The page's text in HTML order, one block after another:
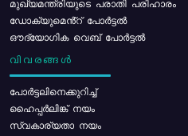
മുഖ്യമന്ത്രിയുടെ പരാതി പരിഹാരം
ഡോക്യുമെൻ്റ് പോർട്ടൽ
ഔദ്യോഗിക വെബ് പോർട്ടൽ
വിവരങ്ങൾ
പോര്‍ട്ടലിനെക്കുറിച്ച്
ഹൈപ്പർലിങ്ക് നയം
സ്വകാര്യതാ നയം